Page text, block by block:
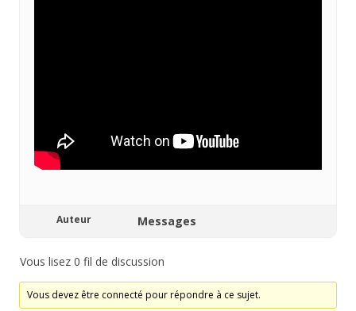
Auteur Messages
Vous lisez 0 fil de discussion
Vous devez être connecté pour répondre à ce sujet.